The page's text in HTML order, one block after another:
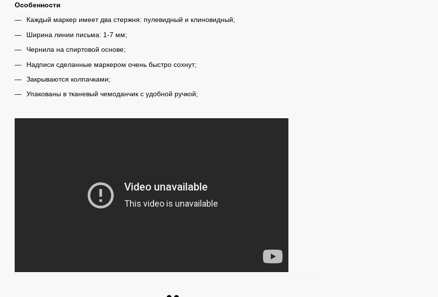
Особенности
Каждый маркер имеет два стержня: пулевидный и клиновидный;
Ширина линии письма: 1-7 мм;
Чернила на спиртовой основе;
Надписи сделанные маркером очень быстро сохнут;
Закрываются колпачками;
Упакованы в тканевый чемоданчик с удобной ручкой;